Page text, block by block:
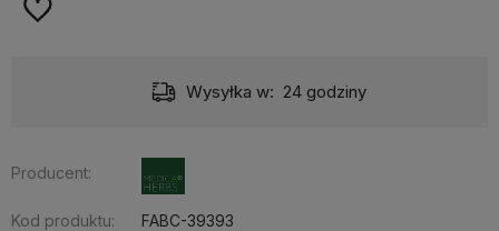
Wysyłka w: 24 godziny
Producent:
Kod produktu: FABC-39393